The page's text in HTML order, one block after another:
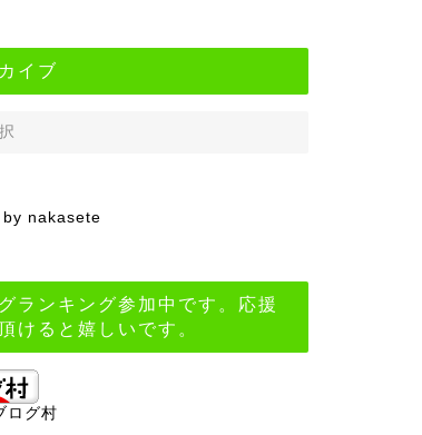
イブ
nakasete
ランキング参加中です。応援
けると嬉しいです。
ログ村